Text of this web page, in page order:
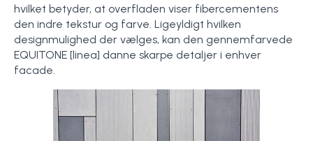
hvilket betyder, at overfladen viser fibercementens
den indre tekstur og farve. Ligeyldigt hvilken
designmulighed der vælges, kan den gennemfarvede
EQUITONE [linea] danne skarpe detaljer i enhver
facade.